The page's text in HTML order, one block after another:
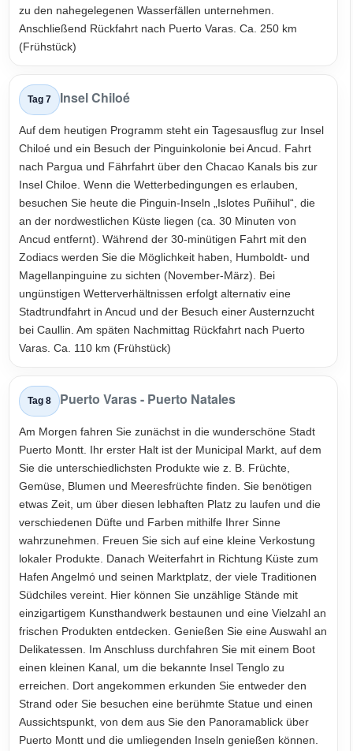
zu den nahegelegenen Wasserfällen unternehmen.
Anschließend Rückfahrt nach Puerto Varas. Ca. 250 km
(Frühstück)
Tag 7 Insel Chiloé
Auf dem heutigen Programm steht ein Tagesausflug zur Insel
Chiloé und ein Besuch der Pinguinkolonie bei Ancud. Fahrt
nach Pargua und Fährfahrt über den Chacao Kanals bis zur
Insel Chiloe. Wenn die Wetterbedingungen es erlauben,
besuchen Sie heute die Pinguin-Inseln „Islotes Puñihul“, die
an der nordwestlichen Küste liegen (ca. 30 Minuten von
Ancud entfernt). Während der 30-minütigen Fahrt mit den
Zodiacs werden Sie die Möglichkeit haben, Humboldt- und
Magellanpinguine zu sichten (November-März). Bei
ungünstigen Wetterverhältnissen erfolgt alternativ eine
Stadtrundfahrt in Ancud und der Besuch einer Austernzucht
bei Caullin. Am späten Nachmittag Rückfahrt nach Puerto
Varas. Ca. 110 km (Frühstück)
Tag 8 Puerto Varas - Puerto Natales
Am Morgen fahren Sie zunächst in die wunderschöne Stadt
Puerto Montt. Ihr erster Halt ist der Municipal Markt, auf dem
Sie die unterschiedlichsten Produkte wie z. B. Früchte,
Gemüse, Blumen und Meeresfrüchte finden. Sie benötigen
etwas Zeit, um über diesen lebhaften Platz zu laufen und die
verschiedenen Düfte und Farben mithilfe Ihrer Sinne
wahrzunehmen. Freuen Sie sich auf eine kleine Verkostung
lokaler Produkte. Danach Weiterfahrt in Richtung Küste zum
Hafen Angelmó und seinen Marktplatz, der viele Traditionen
Südchiles vereint. Hier können Sie unzählige Stände mit
einzigartigem Kunsthandwerk bestaunen und eine Vielzahl an
frischen Produkten entdecken. Genießen Sie eine Auswahl an
Delikatessen. Im Anschluss durchfahren Sie mit einem Boot
einen kleinen Kanal, um die bekannte Insel Tenglo zu
erreichen. Dort angekommen erkunden Sie entweder den
Strand oder Sie besuchen eine berühmte Statue und einen
Aussichtspunkt, von dem aus Sie den Panoramablick über
Puerto Montt und die umliegenden Inseln genießen können.